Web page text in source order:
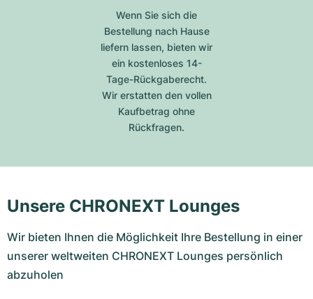
Wenn Sie sich die
Bestellung nach Hause
liefern lassen, bieten wir
ein kostenloses 14-
Tage-Rückgaberecht.
Wir erstatten den vollen
Kaufbetrag ohne
Rückfragen.
Unsere CHRONEXT Lounges
Wir bieten Ihnen die Möglichkeit Ihre Bestellung in einer
unserer weltweiten CHRONEXT Lounges persönlich
abzuholen